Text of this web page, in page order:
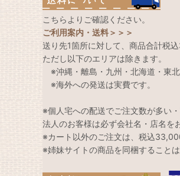
こちらよりご確認ください。
ご利用案内・送料＞＞＞
送り先1箇所に対して、商品合計税
ただし以下のエリアは除きます。
※沖縄・離島・九州・北海道・東北
※海外への発送は実費です。
※個人宅への配送でご注文数が多い
法人のお客様は必ず会社名・店名を
※カート以外のご注文は、税込
※姉妹サイトの商品を同梱すること